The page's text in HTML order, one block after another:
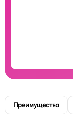
Преимущества